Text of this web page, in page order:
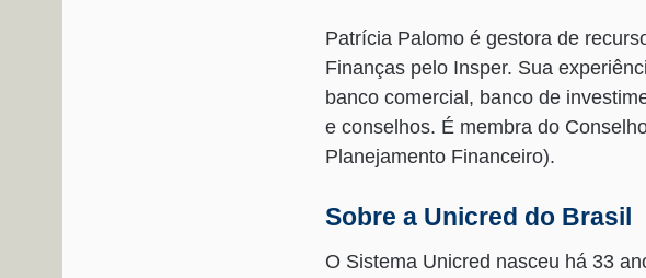
Patrícia Palomo é gestora de
Finanças pelo Insper. Sua
banco comercial, banco de
e conselhos. É membra do
Planejamento Financeiro).
Sobre a Unicred do Brasil
O Sistema Unicred nasceu há 33